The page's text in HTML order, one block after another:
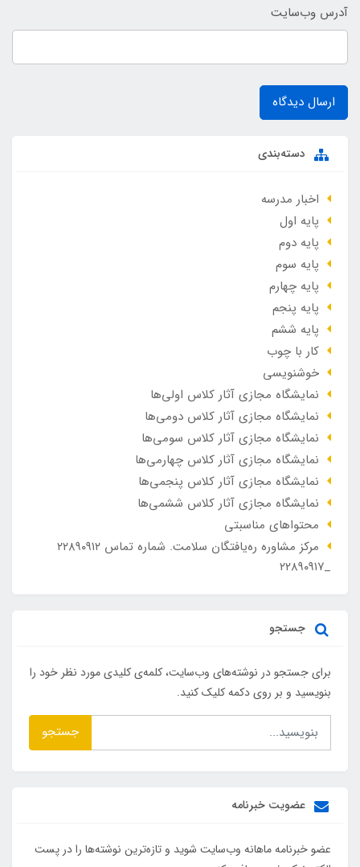
آدرس وب‌سایت
ارسال دیدگاه
دسته‌بندی
اخبار مدرسه
پایه اول
پایه دوم
پایه سوم
پایه چهارم
پایه پنجم
پایه ششم
کار با چوب
خوشنویسی
نمایشگاه مجازی آثار کلاس اولی‌ها
نمایشگاه مجازی آثار کلاس دومی‌ها
نمایشگاه مجازی آثار کلاس سومی‌ها
نمایشگاه مجازی آثار کلاس چهارمی‌ها
نمایشگاه مجازی آثار کلاس پنجمی‌ها
نمایشگاه مجازی آثار کلاس ششمی‌ها
محتواهای مناسبتی
مرکز مشاوره ره‌یافتگان سلامت. شماره تماس ۲۲۸۹۰۹۱۲
_۲۲۸۹۰۹۱۷
جستجو
برای جستجو در نوشته‌های وب‌سایت، کلمه‌ی کلیدی مورد نظر خود را
بنویسید و بر روی دکمه کلیک کنید.
جستجو
عضویت خبرنامه
عضو خبرنامه ماهانه وب‌سایت شوید و تازه‌ترین نوشته‌ها را در پست